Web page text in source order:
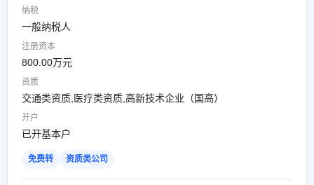
纳税
一般纳税人
注册资本
800.00万元
资质
交通类资质,医疗类资质,高新技术企业（国高）
开户
已开基本户
免费转 资质类公司